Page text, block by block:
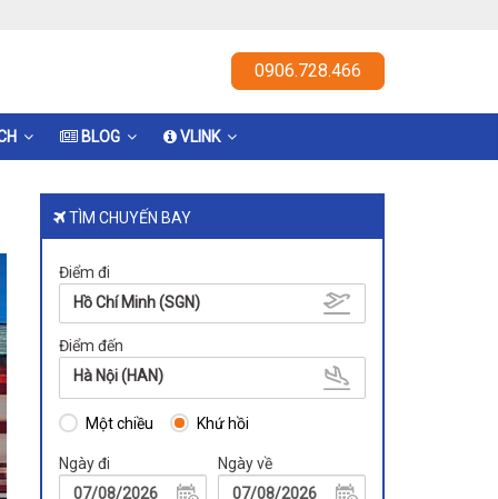
0906.728.466
BLOG VLINK
TÌM CHUYẾN BAY
Điểm đi
Hồ Chí Minh (SGN)
Điểm đến
Hà Nội (HAN)
Một chiều Khứ hồi
Ngày đi Ngày về